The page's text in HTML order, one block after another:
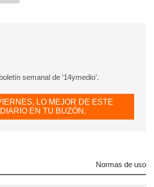
favorito
como favorito, primero has de
tu cuenta de 14ymedio.
semanal de ‘14ymedio’.
LO MEJOR DE ESTE
DIARIO EN TU BUZÓN.
Normas de uso